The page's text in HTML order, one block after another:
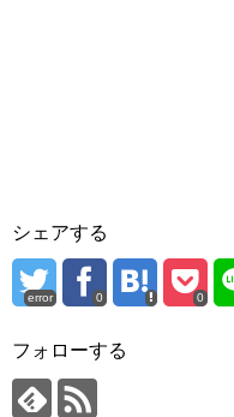
シェアする
error 0 0
フォローする